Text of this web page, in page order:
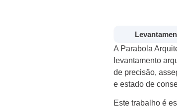
A Parabola
levantamento
de precisão,
e estado de
Este trabalho é